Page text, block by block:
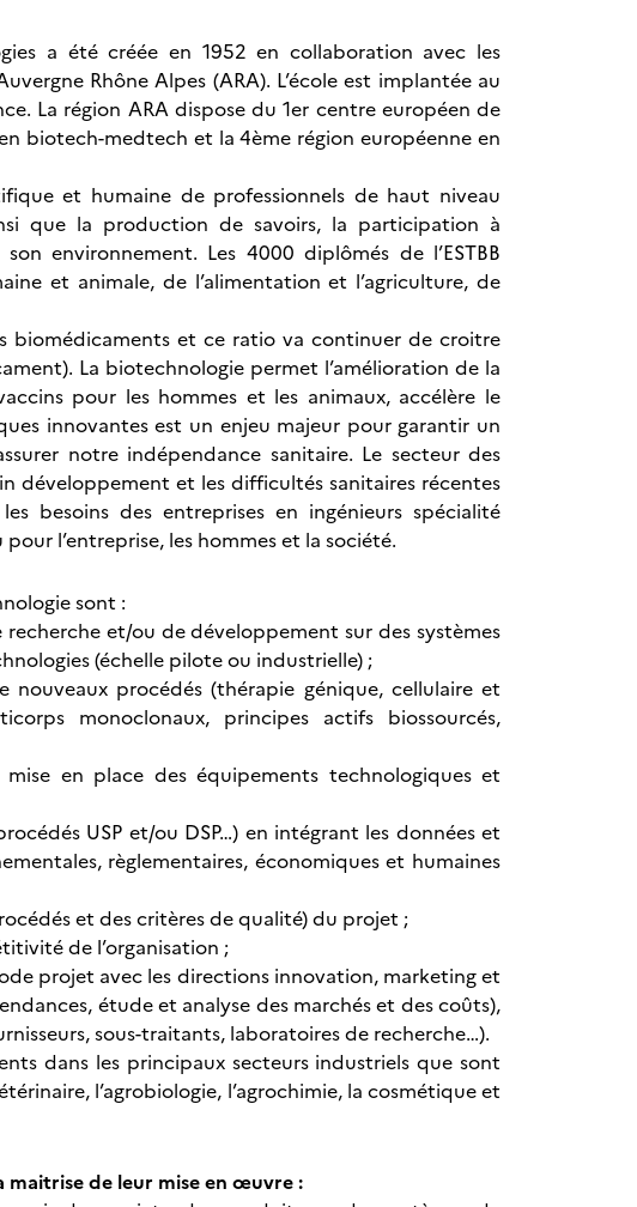
a été créée en 1952 en collaboration avec les
Rhône Alpes (ARA). L’école est implantée au
La région ARA dispose du 1er centre européen de
biotech-medtech et la 4ème région européenne en
et humaine de professionnels de haut niveau
que la production de savoirs, la participation à
environnement. Les 4000 diplômés de l’ESTBB
et animale, de l’alimentation et l’agriculture, de
biomédicaments et ce ratio va continuer de croitre
La biotechnologie permet l’amélioration de la
pour les hommes et les animaux, accélère le
innovantes est un enjeu majeur pour garantir un
notre indépendance sanitaire. Le secteur des
développement et les difficultés sanitaires récentes
besoins des entreprises en ingénieurs spécialité
l’entreprise, les hommes et la société.
sont :
et/ou de développement sur des systèmes
(échelle pilote ou industrielle) ;
procédés (thérapie génique, cellulaire et
monoclonaux, principes actifs biossourcés,
en place des équipements technologiques et
USP et/ou DSP…) en intégrant les données et
règlementaires, économiques et humaines
et des critères de qualité) du projet ;
de l’organisation ;
projet avec les directions innovation, marketing et
étude et analyse des marchés et des coûts),
sous-traitants, laboratoires de recherche…).
dans les principaux secteurs industriels que sont
l’agrobiologie, l’agrochimie, la cosmétique et
maitrise de leur mise en œuvre :